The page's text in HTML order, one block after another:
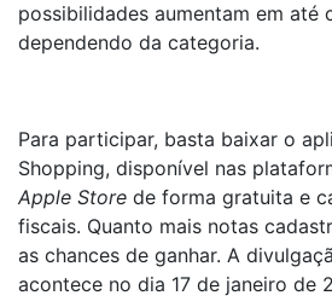
possibilidades aumentam em até
dependendo da categoria.
Para participar, basta baixar o
Shopping, disponível nas
Apple Store de forma gratuita e
fiscais. Quanto mais notas
as chances de ganhar. A
acontece no dia 17 de janeiro de